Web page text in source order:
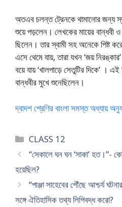
অতএব চলন্ত ট্রেনকে থামানোর জন্য
শুয়ে পড়লেন। লেখকের মায়ের বান্ধবী
ছিলেন। তার স্বামী সহ অনেকে পিষ্ট
এসে থেমে যায়, তারা যখন ‘জয়
বয়ে যায় ‘খালপাড়ে সেতুটির দিকে’ । এই
বান্ধবীর মুখে শুনেছিলেন।
দ্বাদশ শ্রেণির বাংলা সমস্ত অধ্যায়
Categories
CLASS 12
“সেকালে ঘন ঘন ‘সাকা’ হত।”-
হয়েছিল?
“পাঞ্জা সাহেবের পৌঁছে আশ্চর্য
সঙ্গে ঐতিহাসিক তথ্য লিপিবদ্ধ করো?